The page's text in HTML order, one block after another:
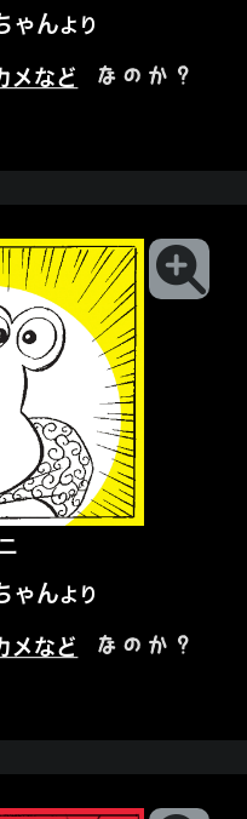
ゃんより
メなど なのか？
ゃんより
メなど なのか？